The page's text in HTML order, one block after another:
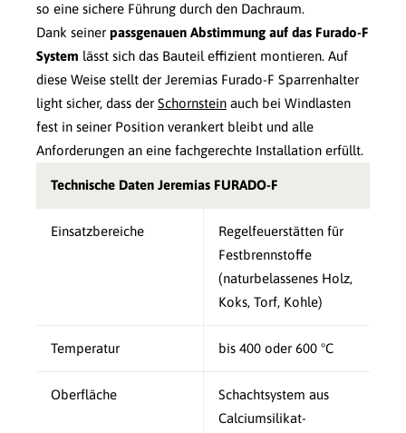
so eine sichere Führung durch den Dachraum.
Dank seiner passgenauen Abstimmung auf das Furado-F
System lässt sich das Bauteil effizient montieren. Auf
diese Weise stellt der Jeremias Furado-F Sparrenhalter
light sicher, dass der Schornstein auch bei Windlasten
fest in seiner Position verankert bleibt und alle
Anforderungen an eine fachgerechte Installation erfüllt.
Technische Daten Jeremias FURADO-F
Einsatzbereiche
Regelfeuerstätten für
Festbrennstoffe
(naturbelassenes Holz,
Koks, Torf, Kohle)
Temperatur bis 400 oder 600 °C
Oberfläche
Schachtsystem aus
Calciumsilikat-